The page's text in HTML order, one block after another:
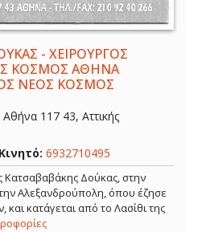
- ΧΕΙΡΟΥΡΓΟΣ
ΚΟΣΜΟΣ ΑΘΗΝΑ
ΝΕΟΣ ΚΟΣΜΟΣ
117 43, Αττικής
Κινητό: 6932710495
Κατσαβαβάκης Δούκας, στην
Αλεξανδρούπολη, όπου έζησε
και κατάγεται από το Λασίθι της